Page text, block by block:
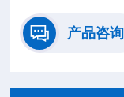
产品咨询